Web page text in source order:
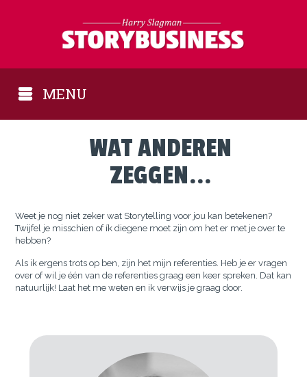
MENU
WAT ANDEREN
ZEGGEN...
Weet je nog niet zeker wat Storytelling voor jou kan betekenen?
Twijfel je misschien of ík diegene moet zijn om het er met je over te
hebben?
Als ik ergens trots op ben, zijn het mijn referenties. Heb je er vragen
over of wil je één van de referenties graag een keer spreken. Dat kan
natuurlijk! Laat het me weten en ik verwijs je graag door.